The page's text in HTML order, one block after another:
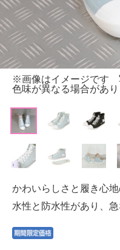
※画像はイメージです
色味が異なる場合があ
かわいらしさと履き心
水性と防水性があり、